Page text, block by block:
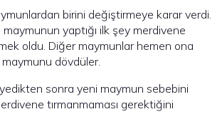
birini değiştirmeye karar verdi.
yaptığı ilk şey merdivene
oldu. Diğer maymunlar hemen ona
maymunu dövdüler.
sonra yeni maymun sebebini
tırmanmaması gerektiğini